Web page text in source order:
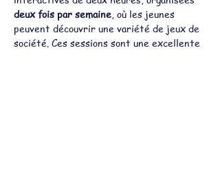
deux fois par semaine, où les jeunes
peuvent découvrir une variété de jeux de
société. Ces sessions sont une excellente